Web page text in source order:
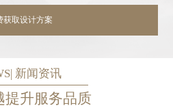
新闻资讯
提升服务品质